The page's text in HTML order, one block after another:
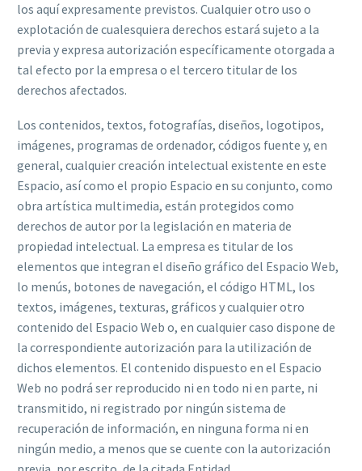
los aquí expresamente previstos. Cualquier otro uso o
explotación de cualesquiera derechos estará sujeto a la
previa y expresa autorización específicamente otorgada a
tal efecto por la empresa o el tercero titular de los
derechos afectados.
Los contenidos, textos, fotografías, diseños, logotipos,
imágenes, programas de ordenador, códigos fuente y, en
general, cualquier creación intelectual existente en este
Espacio, así como el propio Espacio en su conjunto, como
obra artística multimedia, están protegidos como
derechos de autor por la legislación en materia de
propiedad intelectual. La empresa es titular de los
elementos que integran el diseño gráfico del Espacio Web,
lo menús, botones de navegación, el código HTML, los
textos, imágenes, texturas, gráficos y cualquier otro
contenido del Espacio Web o, en cualquier caso dispone de
la correspondiente autorización para la utilización de
dichos elementos. El contenido dispuesto en el Espacio
Web no podrá ser reproducido ni en todo ni en parte, ni
transmitido, ni registrado por ningún sistema de
recuperación de información, en ninguna forma ni en
ningún medio, a menos que se cuente con la autorización